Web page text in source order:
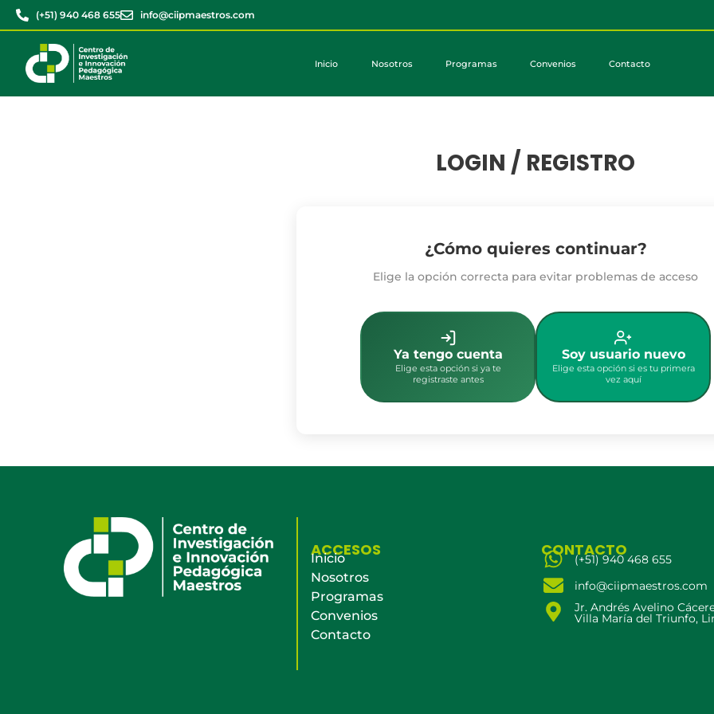
(+51) 940 468 655 info@ciipmaestros.com
Inicio Nosotros Programas Convenios Contacto
LOGIN / REGISTRO
¿Cómo quieres continuar?
Elige la opción correcta para evitar problemas de acceso
Ya tengo cuenta
Elige esta opción si ya te
registraste antes
Soy usuario nuevo
Elige esta opción si es tu primera
vez aquí
ACCESOS
Inicio
Nosotros
Programas
Convenios
Contacto
CONTACTO
(+51) 940 468 655
info@ciipmaestros.com
Jr. Andrés Avelino
Villa María del Triunfo,